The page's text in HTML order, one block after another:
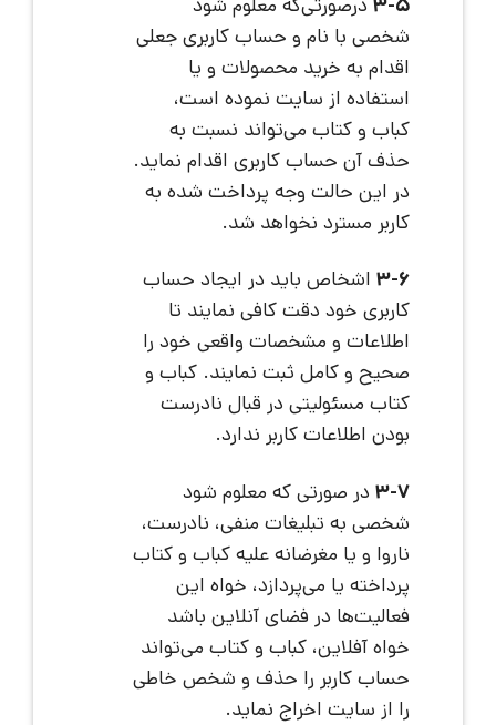
شخصی با نام و حساب کاربری جعلی
اقدام به خرید محصولات و یا
استفاده از سایت نموده است،
کباب و کتاب می‌تواند نسبت به
حذف آن حساب کاربری اقدام نماید.
در این حالت وجه پرداخت شده به
کاربر مسترد نخواهد شد.
3-6اشخاص باید در ایجاد حساب
کاربری خود دقت کافی نمایند تا
اطلاعات و مشخصات واقعی خود را
صحیح و کامل ثبت نمایند. کباب و
کتاب مسئولیتی در قبال نادرست
بودن اطلاعات کاربر ندارد.
3-7در صورتی که معلوم شود
شخصی به تبلیغات منفی، نادرست،
ناروا و یا مغرضانه علیه کباب و کتاب
پرداخته یا می‌پردازد، خواه این
فعالیت‌ها در فضای آنلاین باشد
خواه آفلاین، کباب و کتاب می‌تواند
حساب کاربر را حذف و شخص خاطی
را از سایت اخراج نماید.